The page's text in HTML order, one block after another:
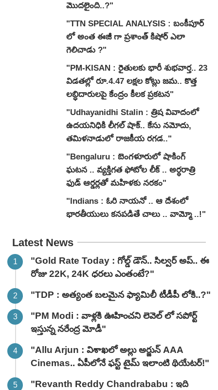
మొదలైంది..?"
"TTN SPECIAL ANALYSIS : బంకీపూర్
లో అంత ఈజీ గా ప్రశాంత్ కిషోర్ ఎలా
గెలిచాడు ?"
"PM-KISAN : రైతులకు భారీ శుభవార్త.. 23
విడతల్లో రూ.4.47 లక్షల కోట్లు జమ.. కొత్త
లబ్ధిదారులపై కేంద్రం కీలక ప్రకటన"
"Udhayanidhi Stalin : త్రిష వివాదంలో
ఉదయనిధికి లీగల్ షాక్.. కేసు నమోదు,
తమిళనాడులో రాజకీయ రగడ.."
"Bengaluru : బెంగళూరులో షాకింగ్
ఘటన .. వ్యక్తిగత ఫోటోల లీక్ .. అర్ధరాత్రి
ఫుడ్ ఆర్డర్లతో మహిళకు నరకం"
"Indians : ఓరి నాయనో .. ఆ దేశంలో
భారతీయులు కనపడితే చాలు .. వామ్మో ..!"
Latest News
"Gold Rate Today : గోల్డ్ డౌన్.. సిల్వర్ అప్.. ఈ
రోజు 22K, 24K ధరలు ఎంతంటే?"
"TDP : అత్యంత బలమైన ఫ్యామిలీ టీడీపీ లోకి..?"
"PM Modi : వాళ్లకి ఊహించని లెవెల్ లో సపోర్ట్
ఇస్తున్న నరేంద్ర మోడీ"
"Allu Arjun : విశాఖలో అల్లు అర్జున్ AAA
Cinemas.. ఏపీలోనే ఫస్ట్ టైమ్ ఇలాంటి థియేటర్!"
"Revanth Reddy Chandrababu : ఇది